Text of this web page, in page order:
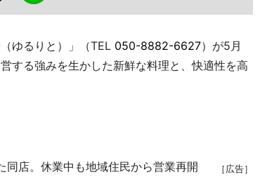
ゆるりと）」（TEL 050-8882-6627）が5月
する強みを生かした新鮮な料理と、快適性を高
［広告］
店。休業中も地域住民から営業再開